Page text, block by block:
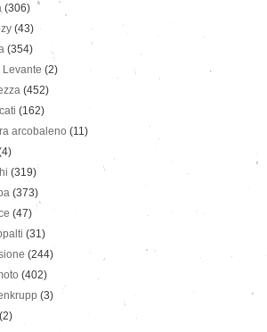
(306)
(43)
(354)
Levante (2)
(452)
(162)
arcobaleno (11)
(319)
(373)
(47)
(31)
(244)
(402)
(3)